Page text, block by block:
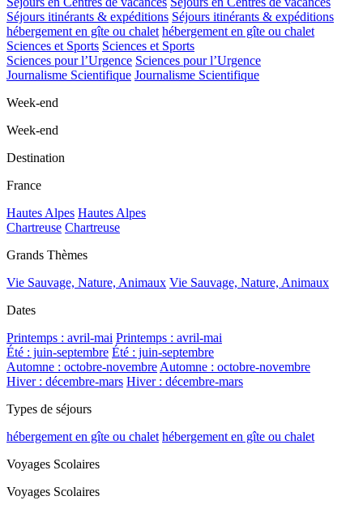
Séjours itinérants & expéditions Séjours itinérants & expéditions
hébergement en gîte ou chalet hébergement en gîte ou chalet
Sciences et Sports Sciences et Sports
Sciences pour l’Urgence Sciences pour l’Urgence
Journalisme Scientifique Journalisme Scientifique
Week-end
Week-end
Destination
France
Hautes Alpes Hautes Alpes
Chartreuse Chartreuse
Grands Thèmes
Vie Sauvage, Nature, Animaux Vie Sauvage, Nature, Animaux
Dates
Printemps : avril-mai Printemps : avril-mai
Été : juin-septembre Été : juin-septembre
Automne : octobre-novembre Automne : octobre-novembre
Hiver : décembre-mars Hiver : décembre-mars
Types de séjours
hébergement en gîte ou chalet hébergement en gîte ou chalet
Voyages Scolaires
Voyages Scolaires